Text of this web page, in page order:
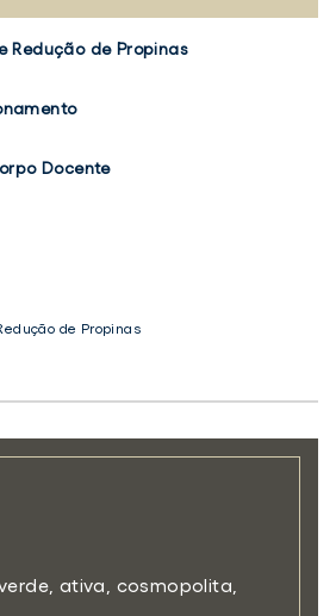
Redução de Propinas
Docente
de Propinas
ativa,
cosmopolita,